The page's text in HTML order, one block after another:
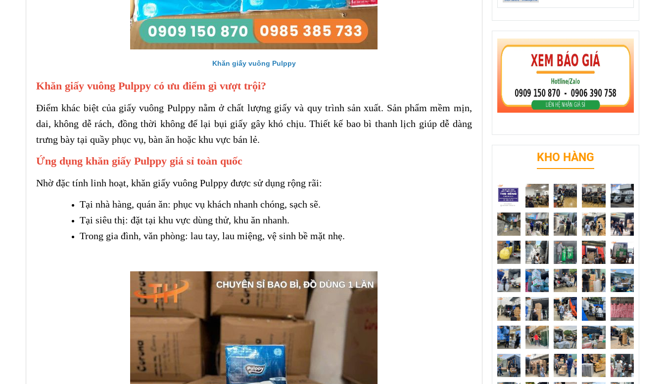
Khăn giấy vuông Pulppy
Khăn giấy vuông Pulppy có ưu điểm gì vượt trội?
Điểm khác biệt của giấy vuông Pulppy nằm ở chất lượng giấy và quy trình sản xuất. Sản phẩm mềm mịn,
dai, không dễ rách, đồng thời không để lại bụi giấy gây khó chịu. Thiết kế bao bì thanh lịch giúp dễ dàng
trưng bày tại quầy phục vụ, bàn ăn hoặc khu vực bán lẻ.
Ứng dụng khăn giấy Pulppy giá sỉ toàn quốc
Nhờ đặc tính linh hoạt, khăn giấy vuông Pulppy được sử dụng rộng rãi:
Tại nhà hàng, quán ăn: phục vụ khách nhanh chóng, sạch sẽ.
Tại siêu thị: đặt tại khu vực dùng thử, khu ăn nhanh.
Trong gia đình, văn phòng: lau tay, lau miệng, vệ sinh bề mặt nhẹ.
KHO HÀNG